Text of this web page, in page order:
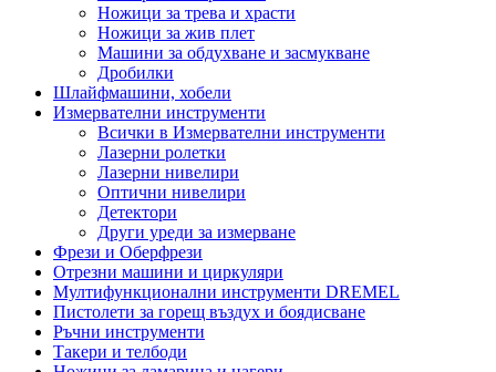
Ножици за трева и храсти
Ножици за жив плет
Машини за обдухване и засмукване
Дробилки
Шлайфмашини, хобели
Измервателни инструменти
Всички в Измервателни инструменти
Лазерни ролетки
Лазерни нивелири
Оптични нивелири
Детектори
Други уреди за измерване
Фрези и Оберфрези
Отрезни машини и циркуляри
Мултифункционални инструменти DREMEL
Пистолети за горещ въздух и боядисване
Ръчни инструменти
Такери и телбоди